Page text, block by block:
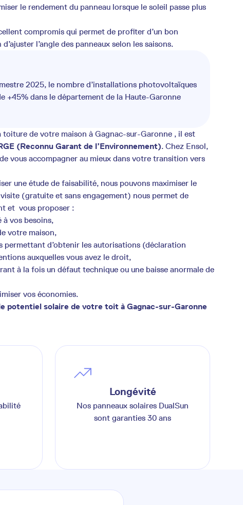
le rendement du panneau lorsque le soleil passe plus
compromis qui permet de profiter d’un bon
l’angle des panneaux selon les saisons.
2025, le nombre d’installations photovoltaïques
+45% dans le département de la Haute-Garonne
de votre maison à Gagnac-sur-Garonne , il est
(Reconnu Garant de l’Environnement). Chez Ensol,
vous accompagner au mieux dans votre transition vers
une étude de faisabilité, nous pouvons maximiser le
(gratuite et sans engagement) nous permet de
et vous proposer :
vos besoins,
votre maison,
permettant d’obtenir les autorisations (déclaration
auxquelles vous avez le droit,
à la fois un défaut technique ou une baisse anormale de
vos économies.
potentiel solaire de votre toit à Gagnac-sur-Garonne
Longévité
Nos panneaux solaires DualSun
sont garanties 30 ans